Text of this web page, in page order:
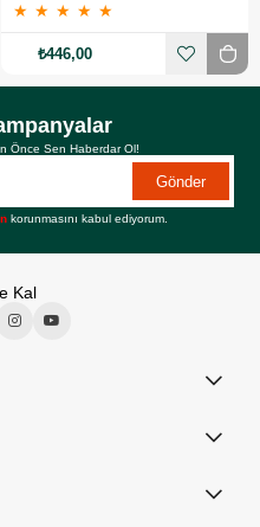
★ ★ ★ ★ ★
₺446,00
Önce Sen Haberdar Ol!
Gönder
korunmasını kabul ediyorum.
Kal